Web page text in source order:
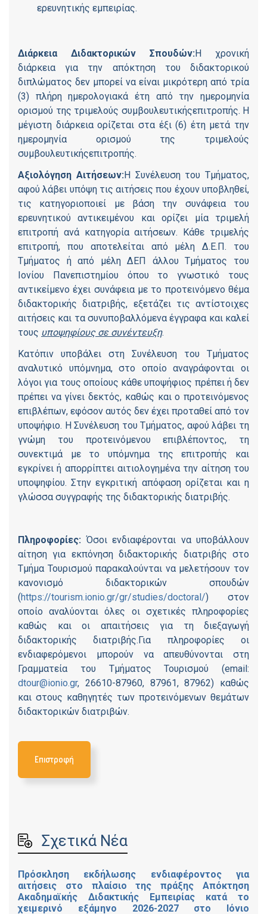
ερευνητικής εμπειρίας.
Διάρκεια Διδακτορικών Σπουδών:Η χρονική
διάρκεια για την απόκτηση του διδακτορικού
διπλώματος δεν μπορεί να είναι μικρότερη από τρία
(3) πλήρη ημερολογιακά έτη από την ημερομηνία
ορισμού της τριμελούς συμβουλευτικήςεπιτροπής. Η
μέγιστη διάρκεια ορίζεται στα έξι (6) έτη μετά την
ημερομηνία ορισμού της τριμελούς
συμβουλευτικήςεπιτροπής.
Αξιολόγηση Αιτήσεων:Η Συνέλευση του Τμήματος,
αφού λάβει υπόψη τις αιτήσεις που έχουν υποβληθεί,
τις κατηγοριοποιεί με βάση την συνάφεια του
ερευνητικού αντικειμένου και ορίζει μία τριμελή
επιτροπή ανά κατηγορία αιτήσεων. Κάθε τριμελής
επιτροπή, που αποτελείται από μέλη Δ.Ε.Π. του
Τμήματος ή από μέλη ΔΕΠ άλλου Τμήματος του
Ιονίου Πανεπιστημίου όπου το γνωστικό τους
αντικείμενο έχει συνάφεια με το προτεινόμενο θέμα
διδακτορικής διατριβής, εξετάζει τις αντίστοιχες
αιτήσεις και τα συνυποβαλλόμενα έγγραφα και καλεί
τους υποψηφίους σε συνέντευξη.
Κατόπιν υποβάλει στη Συνέλευση του Τμήματος
αναλυτικό υπόμνημα, στο οποίο αναγράφονται οι
λόγοι για τους οποίους κάθε υποψήφιος πρέπει ή δεν
πρέπει να γίνει δεκτός, καθώς και ο προτεινόμενος
επιβλέπων, εφόσον αυτός δεν έχει προταθεί από τον
υποψήφιο. Η Συνέλευση του Τμήματος, αφού λάβει τη
γνώμη του προτεινόμενου επιβλέποντος, τη
συνεκτιμά με το υπόμνημα της επιτροπής και
εγκρίνει ή απορρίπτει αιτιολογημένα την αίτηση του
υποψηφίου. Στην εγκριτική απόφαση ορίζεται και η
γλώσσα συγγραφής της διδακτορικής διατριβής.
Πληροφορίες:Όσοι ενδιαφέρονται να υποβάλλουν
αίτηση για εκπόνηση διδακτορικής διατριβής στο
Τμήμα Τουρισμού παρακαλούνται να μελετήσουν τον
κανονισμό διδακτορικών σπουδών
(https://tourism.ionio.gr/gr/studies/doctoral/) στον
οποίο αναλύονται όλες οι σχετικές πληροφορίες
καθώς και οι απαιτήσεις για τη διεξαγωγή
διδακτορικής διατριβής.Για πληροφορίες οι
ενδιαφερόμενοι μπορούν να απευθύνονται στη
Γραμματεία του Τμήματος Τουρισμού (email:
dtour@ionio.gr, 26610-87960, 87961, 87962) καθώς
και στους καθηγητές των προτεινόμενων θεμάτων
διδακτορικών διατριβών.
Επιστροφή
Σχετικά Νέα
Πρόσκληση εκδήλωσης ενδιαφέροντος για
αιτήσεις στο πλαίσιο της πράξης Απόκτηση
Ακαδημαϊκής Διδακτικής Εμπειρίας κατά το
χειμερινό εξάμηνο 2026-2027 στο Ιόνιο